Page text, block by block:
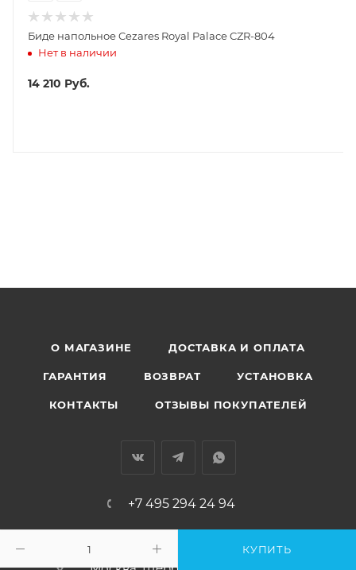
КУПИТЬ
Биде напольное Cezares Royal Palace CZR-804
Нет в наличии
14 210 Руб.
О МАГАЗИНЕ ДОСТАВКА И ОПЛАТА
ГАРАНТИЯ ВОЗВРАТ УСТАНОВКА
КОНТАКТЫ ОТЗЫВЫ ПОКУПАТЕЛЕЙ
+7 495 294 24 94